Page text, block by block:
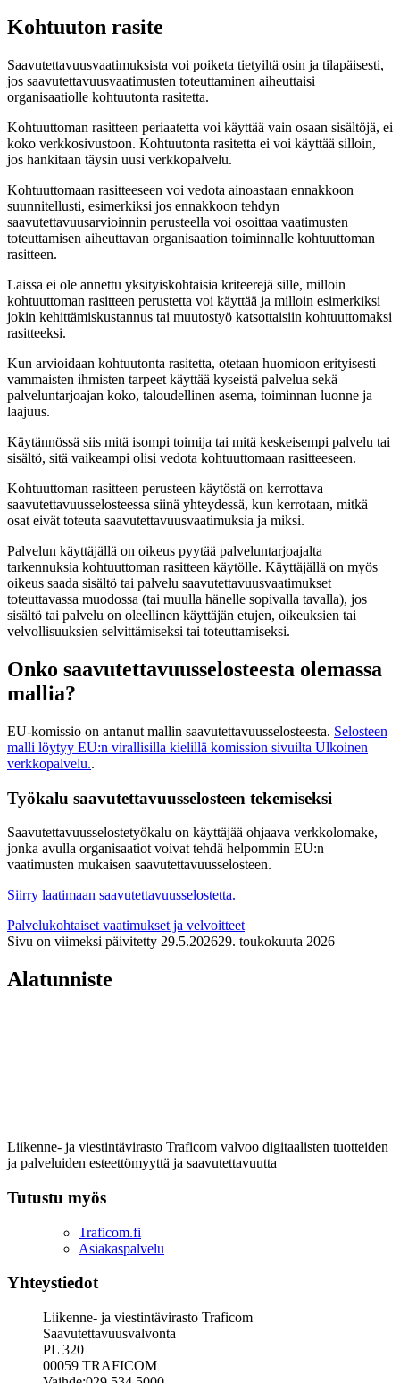
Kohtuuton rasite
Saavutettavuusvaatimuksista voi poiketa tietyiltä osin ja tilapäisesti,
jos saavutettavuusvaatimusten toteuttaminen aiheuttaisi
organisaatiolle kohtuutonta rasitetta.
Kohtuuttoman rasitteen periaatetta voi käyttää vain osaan sisältöjä, ei
koko verkkosivustoon. Kohtuutonta rasitetta ei voi käyttää silloin,
jos hankitaan täysin uusi verkkopalvelu.
Kohtuuttomaan rasitteeseen voi vedota ainoastaan ennakkoon
suunnitellusti, esimerkiksi jos ennakkoon tehdyn
saavutettavuusarvioinnin perusteella voi osoittaa vaatimusten
toteuttamisen aiheuttavan organisaation toiminnalle kohtuuttoman
rasitteen.
Laissa ei ole annettu yksityiskohtaisia kriteerejä sille, milloin
kohtuuttoman rasitteen perustetta voi käyttää ja milloin esimerkiksi
jokin kehittämiskustannus tai muutostyö katsottaisiin kohtuuttomaksi
rasitteeksi.
Kun arvioidaan kohtuutonta rasitetta, otetaan huomioon erityisesti
vammaisten ihmisten tarpeet käyttää kyseistä palvelua sekä
palveluntarjoajan koko, taloudellinen asema, toiminnan luonne ja
laajuus.
Käytännössä siis mitä isompi toimija tai mitä keskeisempi palvelu tai
sisältö, sitä vaikeampi olisi vedota kohtuuttomaan rasitteeseen.
Kohtuuttoman rasitteen perusteen käytöstä on kerrottava
saavutettavuusselosteessa siinä yhteydessä, kun kerrotaan, mitkä
osat eivät toteuta saavutettavuusvaatimuksia ja miksi.
Palvelun käyttäjällä on oikeus pyytää palveluntarjoajalta
tarkennuksia kohtuuttoman rasitteen käytölle. Käyttäjällä on myös
oikeus saada sisältö tai palvelu saavutettavuusvaatimukset
toteuttavassa muodossa (tai muulla hänelle sopivalla tavalla), jos
sisältö tai palvelu on oleellinen käyttäjän etujen, oikeuksien tai
velvollisuuksien selvittämiseksi tai toteuttamiseksi.
Onko saavutettavuusselosteesta olemassa
mallia?
EU-komissio on antanut mallin saavutettavuusselosteesta. Selosteen
malli löytyy EU:n virallisilla kielillä komission sivuilta Ulkoinen
verkkopalvelu..
Työkalu saavutettavuusselosteen tekemiseksi
Saavutettavuusselostetyökalu on käyttäjää ohjaava verkkolomake,
jonka avulla organisaatiot voivat tehdä helpommin EU:n
vaatimusten mukaisen saavutettavuusselosteen.
Siirry laatimaan saavutettavuusselostetta.
Palvelukohtaiset vaatimukset ja velvoitteet
Sivu on viimeksi päivitetty 29.5.202629. toukokuuta 2026
Alatunniste
Liikenne- ja viestintävirasto Traficom valvoo digitaalisten tuotteiden
ja palveluiden esteettömyyttä ja saavutettavuutta
Tutustu myös
Traficom.fi
Asiakaspalvelu
Yhteystiedot
Liikenne- ja viestintävirasto Traficom
Saavutettavuusvalvonta
PL 320
00059 TRAFICOM